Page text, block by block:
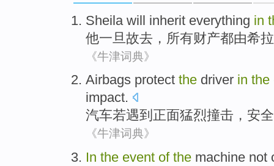
Sheila will inherit everything in
他一旦故去 ， 所有财产都由希拉
《牛津词典》
Airbags protect the driver in the
impact.
汽车若遇到 正面猛烈撞击 ，安全
《牛津词典》
In the event of the machine not